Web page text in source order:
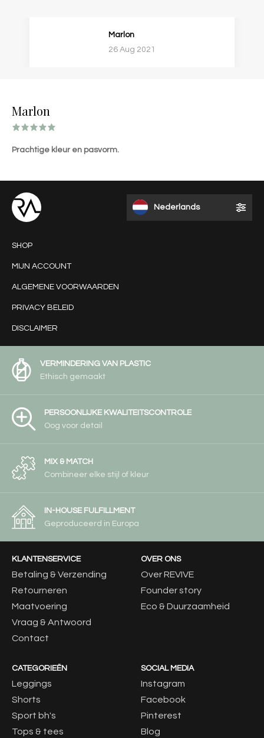
Marlon
26 Aug 2021
Marlon
Prachtige kleur en pasvorm.
Nederlands
SHOP
MIJN ACCOUNT
ALGEMENE VOORWAARDEN
PRIVACY BELEID
DISCLAIMER
VERMINDERING VAN PLASTIC
Ethisch gemaakt
PERSOONLIJKE KWALITEITSCONTROLE
Oog voor detail
MIX & MATCH
Combineer elke stijl of kleur
IN-HOUSE FULFILLMENT
Geproduceerd in Europa
KLANTENSERVICE
Betaling & Verzending
Retourneren
Maatvoering
Vraag & Antwoord
Contact
OVER ONS
Over REVIVE
Founder story
Eco & Duurzaamheid
CATEGORIEËN
Leggings
Shorts
Sport bh's
Tops & tees
SOCIAL MEDIA
Instagram
Facebook
Pinterest
Blog